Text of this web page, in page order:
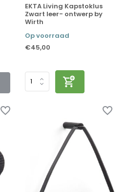
EKTA Living Kapstoklus
Zwart leer- ontwerp by
Wirth
Op voorraad
€45,00